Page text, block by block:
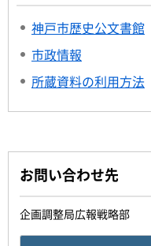
神戸市歴史公文書館
市政情報
所蔵資料の利用方法
お問い合わせ先
企画調整局広報戦略部